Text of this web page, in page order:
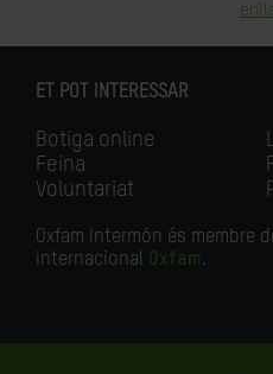
ET POT INTERESSAR
Botiga online
Feina
Voluntariat
Oxfam Intermón és membre
internacional Oxfam.